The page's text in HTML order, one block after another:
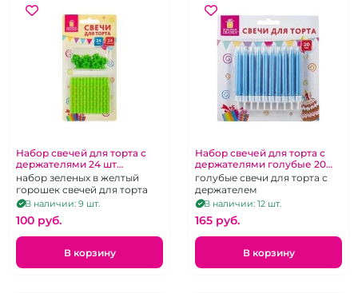
Набор свечей для торта с
держателями 24 шт
зеленые
набор зеленых в желтый
горошек свечей для торта
В наличии: 9 шт.
100 pуб.
В корзину
Набор свечей для торта с
держателями голубые 20
шт.
голубые свечи для торта с
держателем
В наличии: 12 шт.
165 pуб.
В корзину